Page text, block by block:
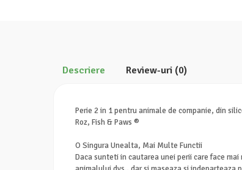
Descriere Review-uri (0)
Perie 2 in 1 pentru animale de companie, din
Roz, Fish & Paws ®
O Singura Unealta, Mai Multe Functii
Daca sunteti in cautarea unei perii care face